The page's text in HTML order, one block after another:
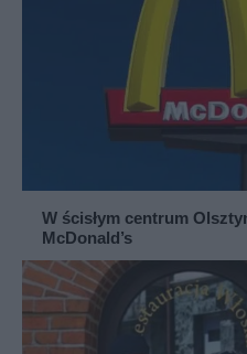
W ścisłym centrum
McDonald’s